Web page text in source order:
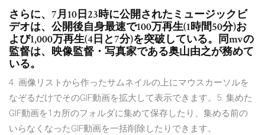
さらに、7月10日23時に公開されたミュージックビ
デオは、公開後自身最速で100万再生(1時間50分)お
よび1,000万再生(4日と7分)を突破している。同mvの
監督は、映像監督・写真家である奥山由之が務めて
いる。
4. 画像リストから作ったサムネイルの上にマウスカーソルを
なぞるだけでそのGIF動画を拡大して表示できます。5. 集めた
GIF動画を1カ所のフォルダに集めて保存したり、集める前の
いらなくなったGIF動画を一括削除したりできます。